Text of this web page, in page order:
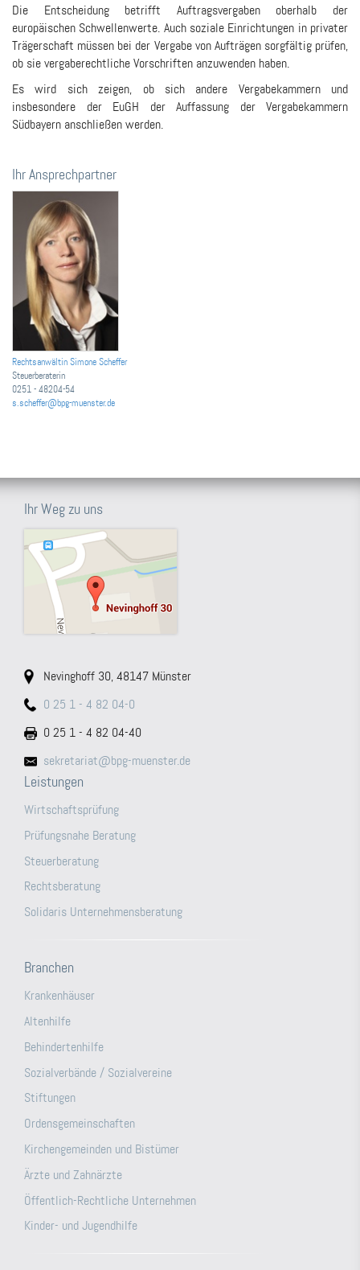
Die Entscheidung betrifft Auftragsvergaben oberhalb der
europäischen Schwellenwerte. Auch soziale Einrichtungen in privater
Trägerschaft müssen bei der Vergabe von Aufträgen sorgfältig prüfen,
ob sie vergaberechtliche Vorschriften anzuwenden haben.
Es wird sich zeigen, ob sich andere Vergabekammern und
insbesondere der EuGH der Auffassung der Vergabekammern
Südbayern anschließen werden.
Ihr Ansprechpartner
Rechtsanwältin Simone Scheffer
Steuerberaterin
0251 - 48204-54
s.scheffer@bpg-muenster.de
Ihr Weg zu uns
Nevinghoff 30, 48147 Münster
0 25 1 - 4 82 04-0
0 25 1 - 4 82 04-40
sekretariat@bpg-muenster.de
Leistungen
Wirtschaftsprüfung
Prüfungsnahe Beratung
Steuerberatung
Rechtsberatung
Solidaris Unternehmensberatung
Branchen
Krankenhäuser
Altenhilfe
Behindertenhilfe
Sozialverbände / Sozialvereine
Stiftungen
Ordensgemeinschaften
Kirchengemeinden und Bistümer
Ärzte und Zahnärzte
Öffentlich-Rechtliche Unternehmen
Kinder- und Jugendhilfe